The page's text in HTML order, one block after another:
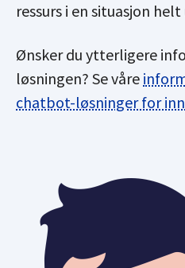
ressurs i en situasjon
Ønsker du ytterligere
løsningen? Se våre
chatbot-løsninger for